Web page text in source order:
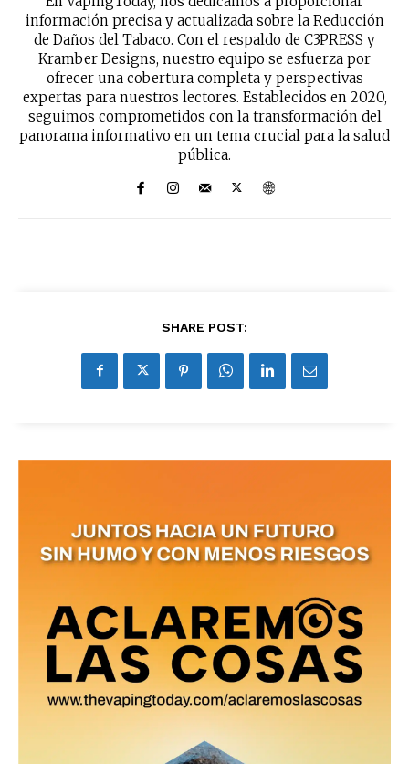
SUBSCRIBIRSE
información precisa y actualizada sobre la Reducción
de Daños del Tabaco. Con el respaldo de C3PRESS y
Kramber Designs, nuestro equipo se esfuerza por
ofrecer una cobertura completa y perspectivas
expertas para nuestros lectores. Establecidos en 2020,
seguimos comprometidos con la transformación del
panorama informativo en un tema crucial para la salud
pública.
SHARE POST: